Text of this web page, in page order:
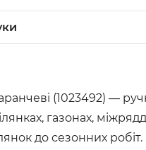
(1023492) —
газонах,
до сезонних робіт.